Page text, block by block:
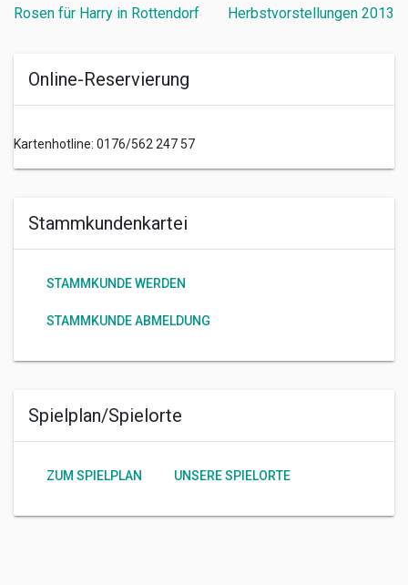
Beitragsnavigation
Rosen für Harry in Rottendorf Herbstvorstellungen 2013
Online-Reservierung
Kartenhotline: 0176/562 247 57
Stammkundenkartei
STAMMKUNDE WERDEN
STAMMKUNDE ABMELDUNG
Spielplan/Spielorte
ZUM SPIELPLAN UNSERE SPIELORTE